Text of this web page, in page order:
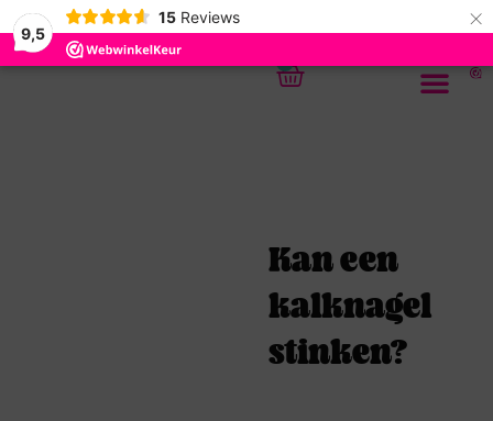
9,5
15 Reviews ×
Kan een
kalknagel
stinken?